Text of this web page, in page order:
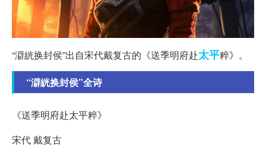
“澼絖换封侯”出自宋代戴复古的《送季明府赴太平粹》。
“澼絖换封侯”全诗
《送季明府赴太平粹》
宋代 戴复古